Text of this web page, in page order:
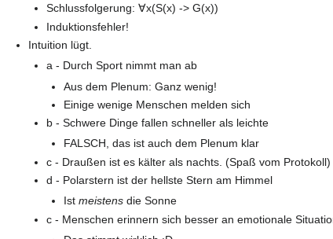
Schlussfolgerung: ∀x(S(x) -> G(x))
Induktionsfehler!
Intuition lügt.
a - Durch Sport nimmt man ab
Aus dem Plenum: Ganz wenig!
Einige wenige Menschen melden sich
b - Schwere Dinge fallen schneller als leichte
FALSCH, das ist auch dem Plenum klar
c - Draußen ist es kälter als nachts. (Spaß vom Protokoll)
d - Polarstern ist der hellste Stern am Himmel
Istmeistens die Sonne
c - Menschen erinnern sich besser an emotionale